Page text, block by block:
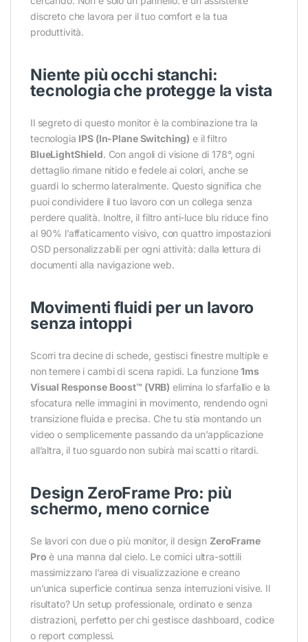
discreto che lavora per il tuo comfort e la tua
produttività.
Niente più occhi stanchi:
tecnologia che protegge la vista
Il segreto di questo monitor è la combinazione tra la
tecnologia IPS (In-Plane Switching) e il filtro
BlueLightShield. Con angoli di visione di 178°, ogni
dettaglio rimane nitido e fedele ai colori, anche se
guardi lo schermo lateralmente. Questo significa che
puoi condividere il tuo lavoro con un collega senza
perdere qualità. Inoltre, il filtro anti-luce blu riduce fino
al 90% l’affaticamento visivo, con quattro impostazioni
OSD personalizzabili per ogni attività: dalla lettura di
documenti alla navigazione web.
Movimenti fluidi per un lavoro
senza intoppi
Scorri tra decine di schede, gestisci finestre multiple e
non temere i cambi di scena rapidi. La funzione1ms
Visual Response Boost™ (VRB) elimina lo sfarfallio e la
sfocatura nelle immagini in movimento, rendendo ogni
transizione fluida e precisa. Che tu stia montando un
video o semplicemente passando da un’applicazione
all’altra, il tuo sguardo non subirà mai scatti o ritardi.
Design ZeroFrame Pro: più
schermo, meno cornice
Se lavori con due o più monitor, il design ZeroFrame
Pro è una manna dal cielo. Le cornici ultra-sottili
massimizzano l’area di visualizzazione e creano
un’unica superficie continua senza interruzioni visive. Il
risultato? Un setup professionale, ordinato e senza
distrazioni, perfetto per chi gestisce dashboard, codice
o report complessi.